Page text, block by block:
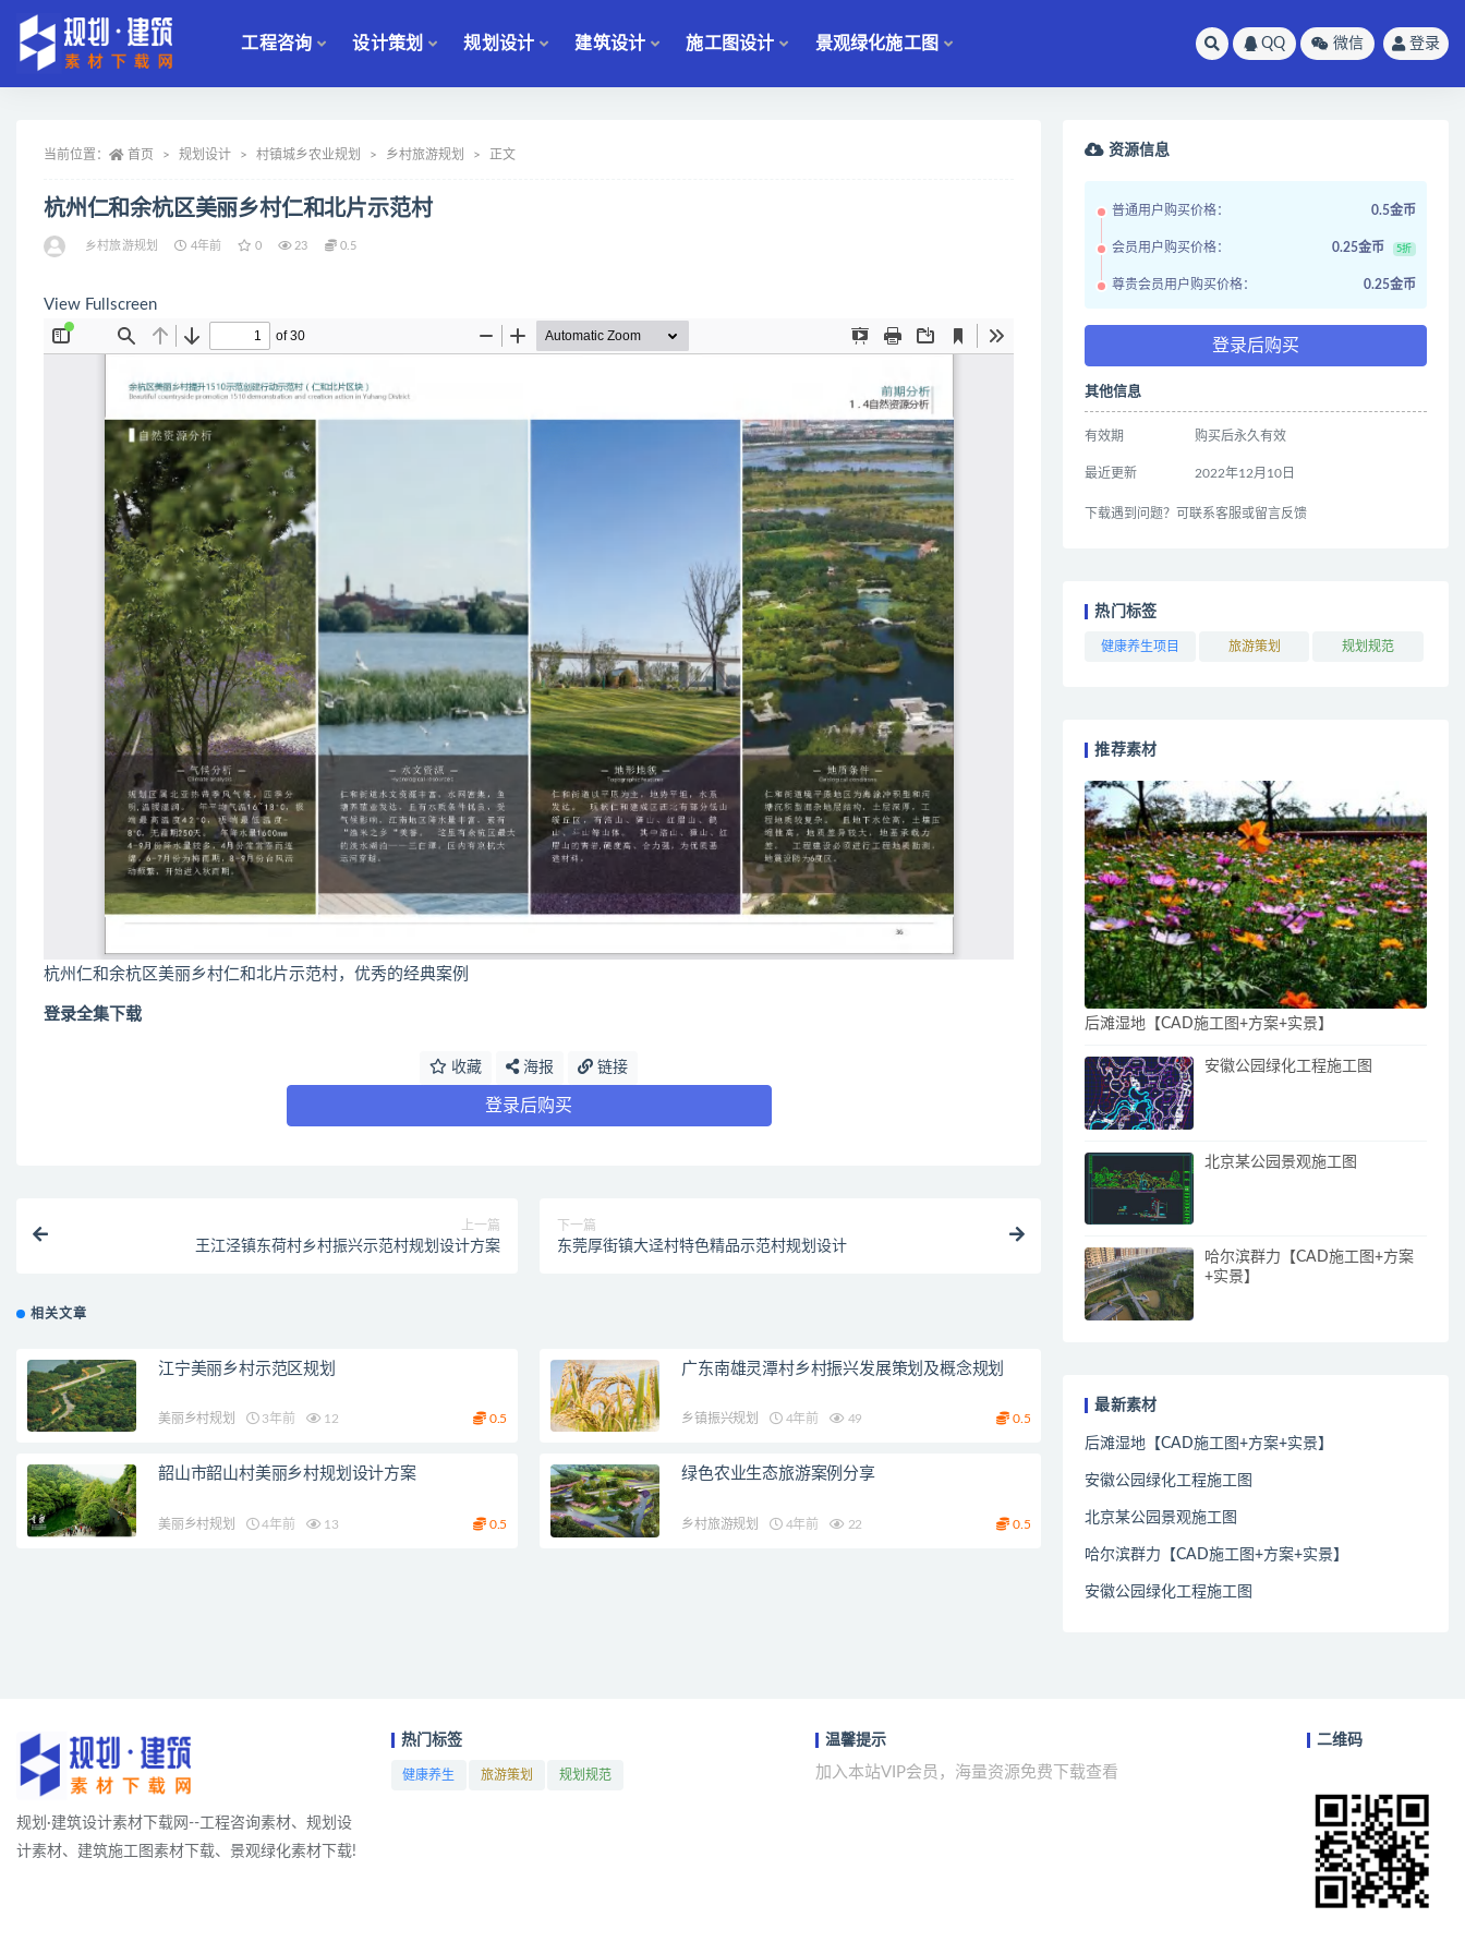
工程咨询 设计策划 规划设计 建筑设计 施工图设计 景观绿化施工图 QQ 微信 登录
当前位置： 首页 规划设计 村镇城乡农业规划 乡村旅游规划 正文
杭州仁和余杭区美丽乡村仁和北片示范村
乡村旅游规划 4年前 0 23 0.5
View Fullscreen
杭州仁和余杭区美丽乡村仁和北片示范村，优秀的经典案例
登录全集下载
收藏 海报 链接
登录后购买
上一篇
王江泾镇东荷村乡村振兴示范村规划设计方案
下一篇
东莞厚街镇大迳村特色精品示范村规划设计
相关文章
江宁美丽乡村示范区规划
美丽乡村规划 3年前 12 0.5
广东南雄灵潭村乡村振兴发展策划及概念规划
乡镇振兴规划 4年前 49 0.5
韶山市韶山村美丽乡村规划设计方案
美丽乡村规划 4年前 13 0.5
绿色农业生态旅游案例分享
乡村旅游规划 4年前 22 0.5
资源信息
普通用户购买价格： 0.5金币
会员用户购买价格： 0.25金币 5折
尊贵会员用户购买价格： 0.25金币
登录后购买
其他信息
有效期 购买后永久有效
最近更新 2022年12月10日
下载遇到问题？可联系客服或留言反馈
热门标签
健康养生项目 旅游策划 规划规范
推荐素材
后滩湿地【CAD施工图+方案+实景】
安徽公园绿化工程施工图
北京某公园景观施工图
哈尔滨群力【CAD施工图+方案
+实景】
最新素材
后滩湿地【CAD施工图+方案+实景】
安徽公园绿化工程施工图
北京某公园景观施工图
哈尔滨群力【CAD施工图+方案+实景】
安徽公园绿化工程施工图
规划·建筑设计素材下载网--工程咨询素材、规划设
计素材、建筑施工图素材下载、景观绿化素材下载!
热门标签
健康养生 旅游策划 规划规范
温馨提示
加入本站VIP会员，海量资源免费下载查看
二维码